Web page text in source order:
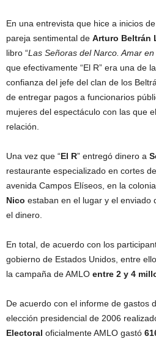
En una entrevista que hice a inicios
pareja sentimental de Arturo Beltrán
libro “Las Señoras del Narco. Amar
que efectivamente “El R” era una de
confianza del jefe del clan de los
de entregar pagos a funcionarios
mujeres del espectáculo con las que
relación.
Una vez que “El R” entregó dinero a
restaurante especializado en cortes
avenida Campos Elíseos, en la
Nico estaban en el lugar y el enviado
el dinero.
En total, de acuerdo con los
gobierno de Estados Unidos, entre
la campaña de AMLO entre 2 y 4
De acuerdo con el informe de gastos
elección presidencial de 2006
Electoral oficialmente AMLO gastó